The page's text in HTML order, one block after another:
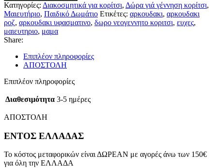
Κατηγορίες: Διακοσμητικά για κορίτσι, Δώρα γιά γέννηση κορίτσι,
Μαιευτήριο, Παιδικό Δωμάτιο Ετικέτες: αρκουδακι, αρκουδακι
ροζ, αρκουδακι υφασματινο, δωρο νεογεννητο κοριτσι, ευχες,
μαιευτηριο, μαμα
Share:
Επιπλέον πληροφορίες
ΑΠΟΣΤΟΛΗ
Επιπλέον πληροφορίες
Διαθεσιμότητα 3-5 ημέρες
ΑΠΟΣΤΟΛΗ
ΕΝΤΟΣ ΕΛΛΑΔΑΣ
Το κόστος μεταφορικών είναι ΔΩΡΕΑΝ με αγορές άνω των 150€
για όλη την ΕΛΛΑΔΑ